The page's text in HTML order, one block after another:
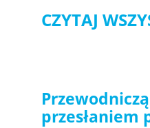
CZYTAJ
przesłaniem